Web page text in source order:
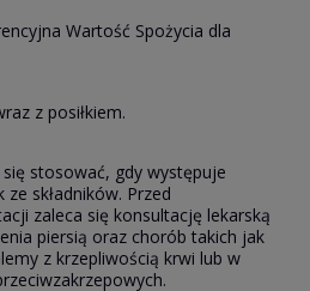
Wartość Spożycia dla
z posiłkiem.
stosować, gdy występuje
składników. Przed
zaleca się konsultację lekarską
piersią oraz chorób takich jak
z krzepliwością krwi lub w